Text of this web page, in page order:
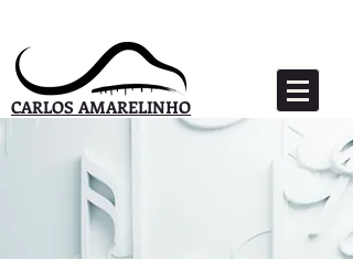
CARLOS AMARELINHO